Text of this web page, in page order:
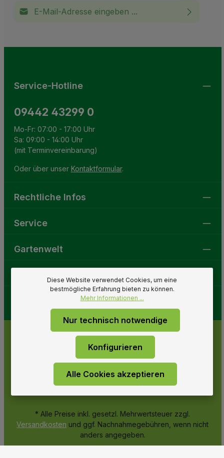
Service-Hotline
09442 43299 0
Mo-Fr: 07:00 - 17:00 Uhr
Sa: 09:00 - 14:00 Uhr
(mit Terminvereinbarung)
Oder über unser Kontaktformular.
Rechtliche Infos
Service
Gartenwelt
* Alle Preise inkl. gesetzl. Mehrwertsteuer zzgl.
Versandkosten und ggf. Nachnahmegebühren, wenn nicht
anders angegeben.
Diese Website verwendet Cookies, um eine
bestmögliche Erfahrung bieten zu können.
Mehr Informationen ...
Nur technisch notwendige
Konfigurieren
Alle Cookies akzeptieren